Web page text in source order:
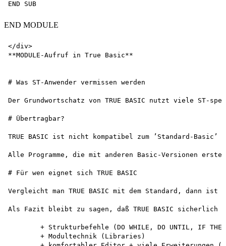
END MODULE
</div>
**MODULE-Aufruf in True Basic**
# Was ST-Anwender vermissen werden
Der Grundwortschatz von TRUE BASIC nutzt viele ST-
# Übertragbar?
TRUE BASIC ist nicht kompatibel zum ’Standard-
Alle Programme, die mit anderen Basic-Versionen
# Für wen eignet sich TRUE BASIC
Vergleicht man TRUE BASIC mit dem Standard, dann
Als Fazit bleibt zu sagen, daß TRUE BASIC sicherlich